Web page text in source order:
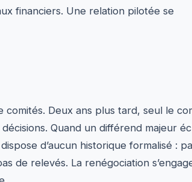
financiers. Une relation pilotée se
Deux ans plus tard, seul le
Quand un différend majeur
d’aucun historique formalisé :
de relevés. La renégociation